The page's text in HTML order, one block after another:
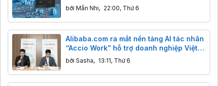
bởi Mẫn Nhi, 22:00, Thứ 6
Alibaba.com ra mắt nền tảng AI tác nhân
“Accio Work” hỗ trợ doanh nghiệp Việt
xuất khẩu
bởi Sasha, 13:11, Thứ 6